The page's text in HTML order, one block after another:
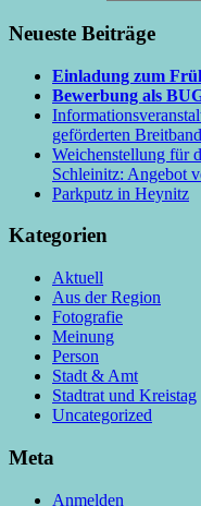
Neueste Beiträge
Einladung zum
Bewerbung als
geförderten
Weichenstellung für
Schleinitz: Angebot
Parkputz in Heynitz
Kategorien
Aktuell
Aus der Region
Fotografie
Meinung
Person
Stadt & Amt
Stadtrat und Kreistag
Uncategorized
Meta
Anmelden